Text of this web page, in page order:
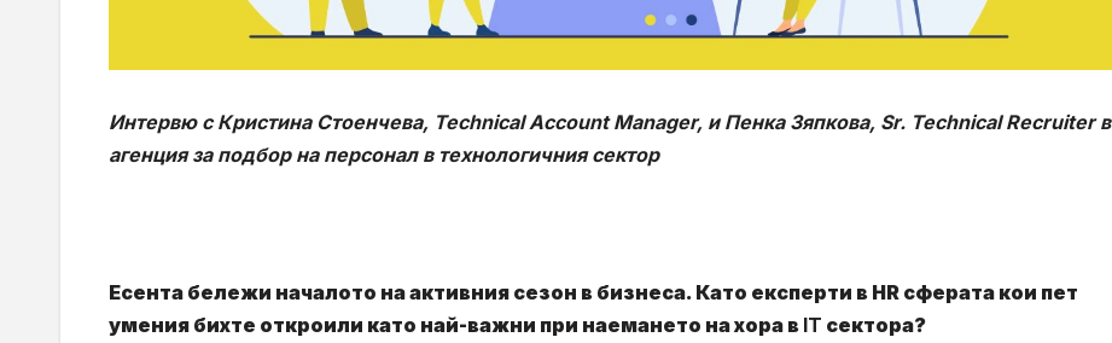
Интервю с Кристина Стоенчева, Technical Account Manager, и Пенка Зяпкова, Sr. Technical Recruiter в
агенция за подбор на персонал в технологичния сектор
Есента бележи началото на активния сезон в бизнеса. Като експерти в HR сферата кои пет
умения бихте откроили като най-важни при наемането на хора в IT сектора?